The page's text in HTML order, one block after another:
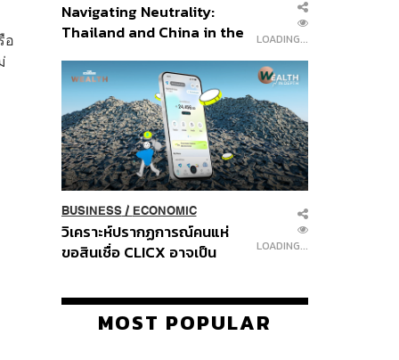
อ
Navigating Neutrality:
Thailand and China in the
Order
LOADING...
BUSINESS/ ECONOMIC
วิเคราะห์ปรากฏการณ์คนแห่
ขอสินเชื่อ CLICX อาจเป็น
ปัญหาหนี้ครัวเรือนไทยที่ถูกซุก
LOADING...
MOST POPULAR